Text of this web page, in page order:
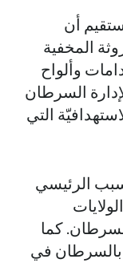
أن
المخفية
وألواح
السرطان
التي
الرئيسي
كما
بالسرطان في